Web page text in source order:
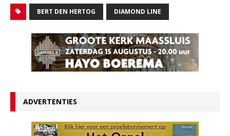
BERT DEN HERTOG DIAMOND LINE
ADVERTENTIES